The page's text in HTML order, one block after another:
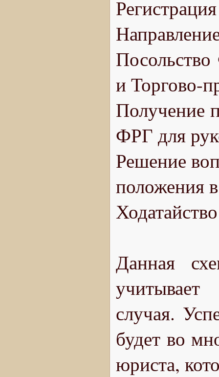
и Торгово-
Получение
ФРГ для
Решение
положения
Данная
учитывает
случая.
будет во
юриста,